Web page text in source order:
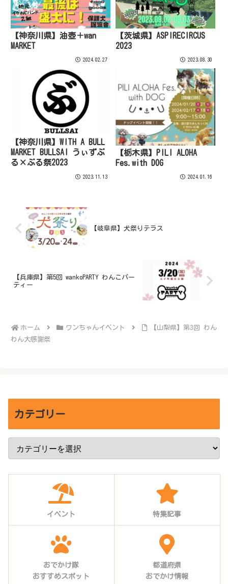
【神奈川県】油壺＋wan
MARKET
2024.02.27
【茨城県】ASPIRECIRCUS
2023
2023.08.30
【神奈川県】WITH A BULL
MARKET BULLSAI うぃずぶ
る×ぶる祭2023
2023.11.13
【栃木県】PILI ALOHA
Fes.with DOG
2024.01.16
【岐阜県】犬祭りテラス
【兵庫県】第5回 wankoPARTY わんこパー
ティー
ホーム ワンちゃんイベント
【山梨県】第3回 わん
わん大感謝祭
カテゴリー
イベント 特集記事
おでかけ隊
おすすめスポット
都道府県
おでかけ情報